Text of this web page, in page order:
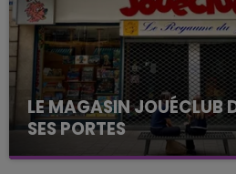
LE MAGASIN JOUÉCLUB
SES PORTES
C'était l'une des institutions